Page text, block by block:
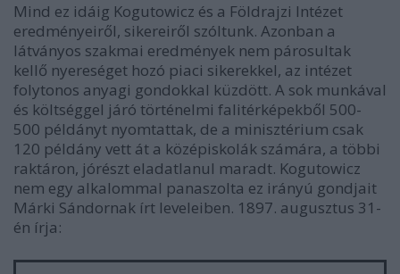
Mind ez idáig Kogutowicz és a Földrajzi Intézet
eredményeiről, sikereiről szóltunk. Azonban a
látványos szakmai eredmények nem párosultak
kellő nyereséget hozó piaci sikerekkel, az intézet
folytonos anyagi gondokkal küzdött. A sok munkával
és költséggel járó történelmi falitérképekből 500-
500 példányt nyomtattak, de a minisztérium csak
120 példány vett át a középiskolák számára, a többi
raktáron, jórészt eladatlanul maradt. Kogutowicz
nem egy alkalommal panaszolta ez irányú gondjait
Márki Sándornak írt leveleiben. 1897. augusztus 31-
én írja: